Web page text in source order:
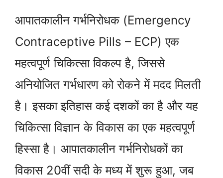
आपातकालीन गर्भनिरोधक (Emergency
Contraceptive Pills – ECP) एक
महत्वपूर्ण चिकित्सा विकल्प है, जिससे
अनियोजित गर्भधारण को रोकने में मदद मिलती
है। इसका इतिहास कई दशकों का है और यह
चिकित्सा विज्ञान के विकास का एक महत्वपूर्ण
हिस्सा है। आपातकालीन गर्भनिरोधकों का
विकास 20वीं सदी के मध्य में शुरू हुआ, जब